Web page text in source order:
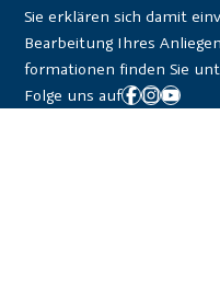
Sie er­klä­ren sich da­mit
Be­ar­bei­tung Ih­res
for­ma­tio­nen fin­den Sie
Folge uns auf